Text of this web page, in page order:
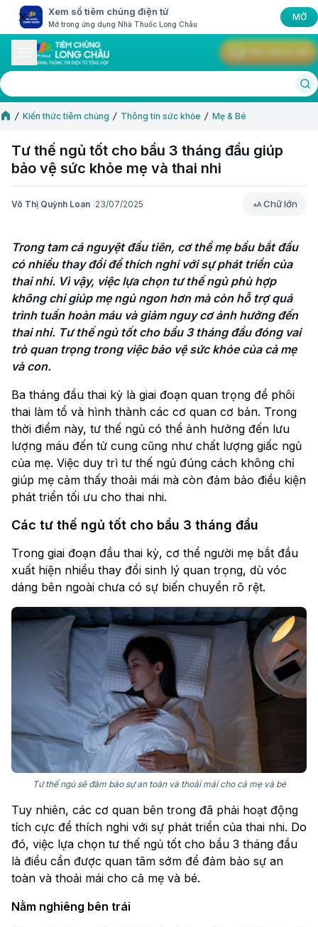
Xem sổ tiêm chủng điện tử
Mở trong ứng dụng Nhà Thuốc Long Châu
MỞ
Kiến thức tiêm chủng Thông tin sức khỏe Mẹ & Bé
Tư thế ngủ tốt cho bầu 3 tháng đầu giúp
bảo vệ sức khỏe mẹ và thai nhi
Võ Thị Quỳnh Loan 23/07/2025 Chữ lớn
Chữ lớn
Trong tam cá nguyệt đầu tiên, cơ thể mẹ bầu bắt đầu
có nhiều thay đổi để thích nghi với sự phát triển của
thai nhi. Vì vậy, việc lựa chọn tư thế ngủ phù hợp
không chỉ giúp mẹ ngủ ngon hơn mà còn hỗ trợ quá
trình tuần hoàn máu và giảm nguy cơ ảnh hưởng đến
thai nhi. Tư thế ngủ tốt cho bầu 3 tháng đầu đóng vai
trò quan trọng trong việc bảo vệ sức khỏe của cả mẹ
và con.
Ba tháng đầu thai kỳ là giai đoạn quan trọng để phôi
thai làm tổ và hình thành các cơ quan cơ bản. Trong
thời điểm này, tư thế ngủ có thể ảnh hưởng đến lưu
lượng máu đến tử cung cũng như chất lượng giấc ngủ
của mẹ. Việc duy trì tư thế ngủ đúng cách không chỉ
giúp mẹ cảm thấy thoải mái mà còn đảm bảo điều kiện
phát triển tối ưu cho thai nhi.
Các tư thế ngủ tốt cho bầu 3 tháng đầu
Trong giai đoạn đầu thai kỳ, cơ thể người mẹ bắt đầu
xuất hiện nhiều thay đổi sinh lý quan trọng, dù vóc
dáng bên ngoài chưa có sự biến chuyển rõ rệt.
Tư thế ngủ sẽ đảm bảo sự an toàn và thoải mái cho cả mẹ và bé
Tuy nhiên, các cơ quan bên trong đã phải hoạt động
tích cực để thích nghi với sự phát triển của thai nhi. Do
đó, việc lựa chọn tư thế ngủ tốt cho bầu 3 tháng đầu
là điều cần được quan tâm sớm để đảm bảo sự an
toàn và thoải mái cho cả mẹ và bé.
Nằm nghiêng bên trái